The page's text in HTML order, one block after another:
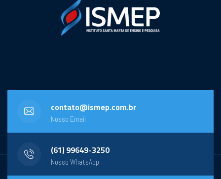
contato@ismep.com.br
Nosso Email
(61) 99649-3250
Nosso WhatsApp